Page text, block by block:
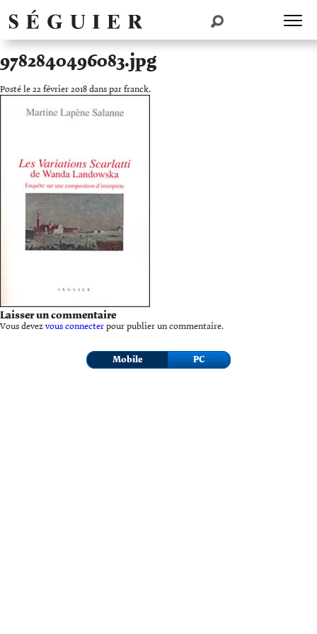
9782840496083.jpg
Posté le 22 février 2018 dans par franck.
Laisser un commentaire
Vous devez vous connecter pour publier un commentaire.
Mobile PC